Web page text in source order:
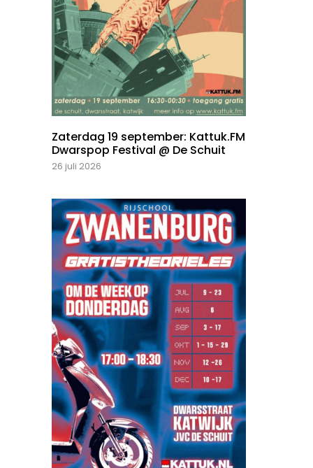
Zaterdag 19 september: Kattuk.FM
Dwarspop Festival @ De Schuit
26 juli 2026